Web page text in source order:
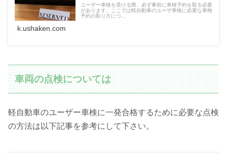
ユーザー車検を受ける際、必ず事前に車検予約を取る必要
があります。ここでは軽自動車のユーザ車検に必要な車検
予約の取り方につ...
k.ushaken.com
車両の点検については
軽自動車のユーザー車検に一発合格するために必要な点検
の方法は以下記事を参考にして下さい。